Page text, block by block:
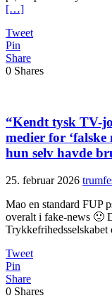
[…]
Tweet
Pin
Share
0 Shares
“Kendt tysk TV-
medier for ‘falske
hun selv havde
25. februar 2026
Mao en standard FUP
overalt i fake-news 🙁
Trykkefrihedsselskabet
Tweet
Pin
Share
0 Shares